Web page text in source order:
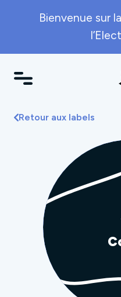
Bienvenue sur
Retour aux labels